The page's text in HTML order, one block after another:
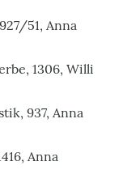
51, Anna
1306, Willi
937, Anna
Anna